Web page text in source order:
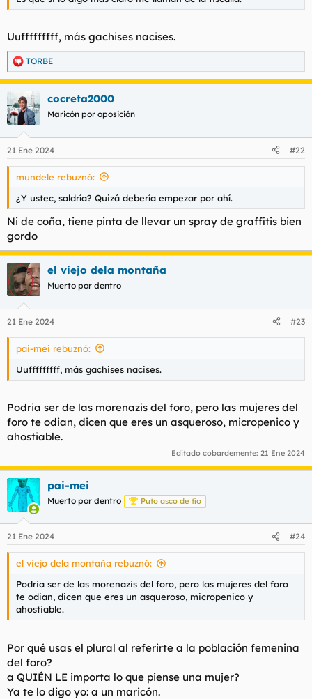
Uufffffffff, más gachises nacises.
R
e
a
c
c
i
e
s
TORBE
cocreta2000
Maricón por oposición
21 Ene 2024 #22
mundele rebuznó:
¿Y ustec, saldría? Quizá debería empezar por ahí.
Ni de coña, tiene pinta de llevar un spray de graffitis bien
gordo
el viejo dela montaña
Muerto por dentro
21 Ene 2024 #23
pai-mei rebuznó:
Uufffffffff, más gachises nacises.
Podria ser de las morenazis del foro, pero las mujeres del
foro te odian, dicen que eres un asqueroso, micropenico y
ahostiable.
Editado cobardemente: 21 Ene 2024
pai-mei
Muerto por dentro Puto asco de tío
21 Ene 2024 #24
el viejo dela montaña rebuznó:
Podria ser de las morenazis del foro, pero las mujeres del foro
te odian, dicen que eres un asqueroso, micropenico y
ahostiable.
Por qué usas el plural al referirte a la población femenina
del foro?
a QUIÉN LE importa lo que piense una mujer?
Ya te lo digo yo: a un maricón.